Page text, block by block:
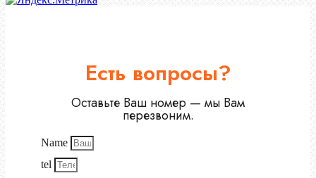
Есть вопросы?
Оставьте Ваш номер — мы Вам
перезвоним.
Name
tel